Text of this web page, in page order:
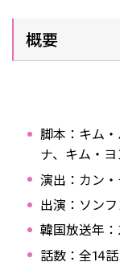
概要
脚本：キム
ナ、キム・
演出：カン
出演：ソン
韓国放送年
話数：全14話